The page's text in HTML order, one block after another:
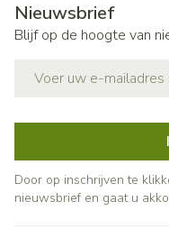
Nieuwsbrief
Blijf op de hoogte van
Door op inschrijven te
nieuwsbrief en gaat u